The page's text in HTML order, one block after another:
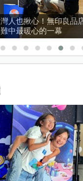
人也揪心！無印良品
中最暖心的一幕